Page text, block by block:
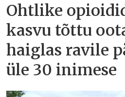
Ohtlike
kasvu tõttu
haiglas ravile
üle 30 inimese